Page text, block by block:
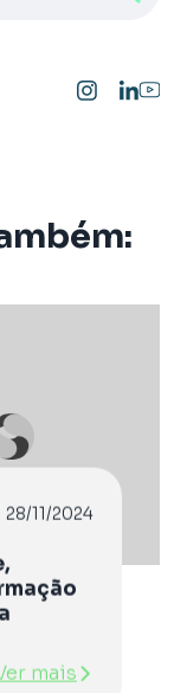
28/11/2024
mais